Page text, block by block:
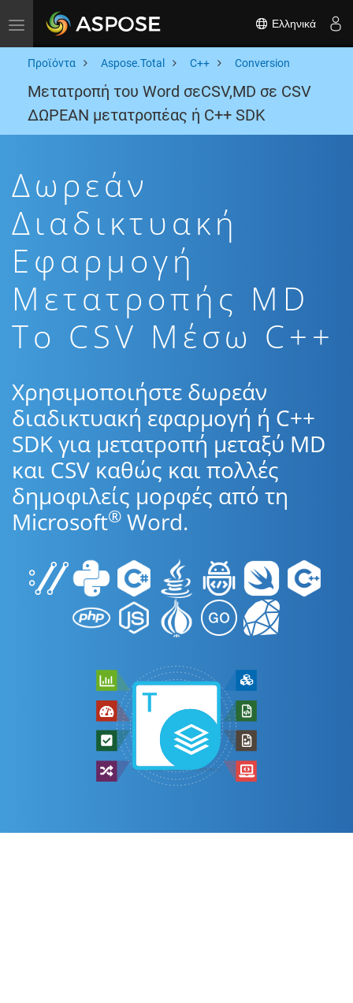
Toggle navigation Ελληνικά
Προϊόντα Aspose.Total C++ Conversion
Μετατροπή του Word σεCSV,MD σε CSV
ΔΩΡΕΑΝ μετατροπέας ή C++ SDK
Δωρεάν
Διαδικτυακή
Εφαρμογή
Μετατροπής MD
To CSV Μέσω C++
Χρησιμοποιήστε δωρεάν
διαδικτυακή εφαρμογή ή C++
SDK για μετατροπή μεταξύ MD
και CSV καθώς και πολλές
δημοφιλείς μορφές από τη
Microsoft® Word.